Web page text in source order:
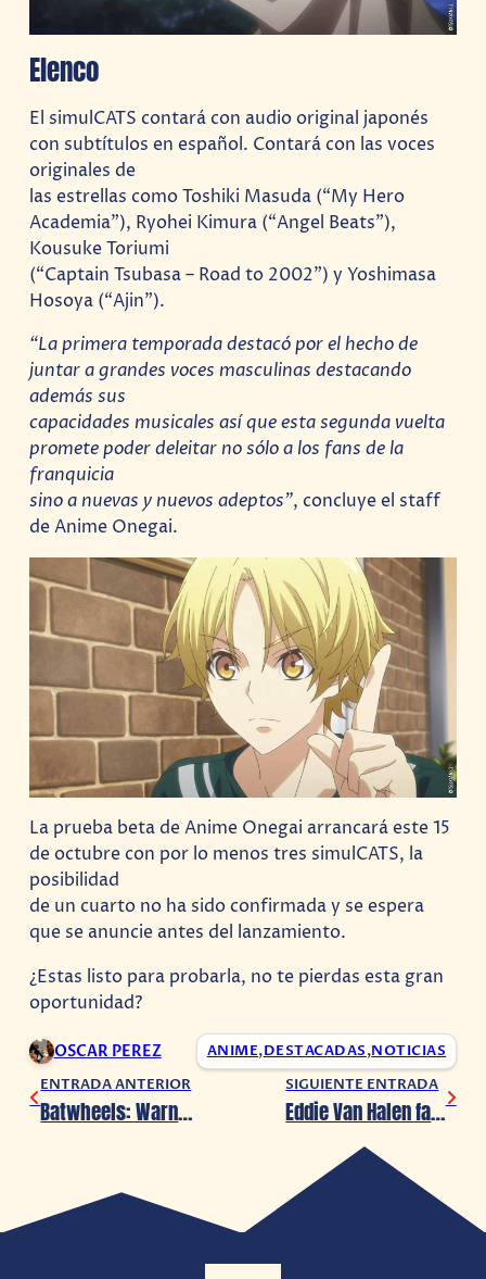
Elenco
El simulCATS contará con audio original japonés
con subtítulos en español. Contará con las voces
originales de
las estrellas como Toshiki Masuda (“My Hero
Academia”), Ryohei Kimura (“Angel Beats”),
Kousuke Toriumi
(“Captain Tsubasa – Road to 2002”) y Yoshimasa
Hosoya (“Ajin”).
“La primera temporada destacó por el hecho de
juntar a grandes voces masculinas destacando
además sus
capacidades musicales así que esta segunda vuelta
promete poder deleitar no sólo a los fans de la
franquicia
sino a nuevas y nuevos adeptos”, concluye el staff
de Anime Onegai.
La prueba beta de Anime Onegai arrancará este 15
de octubre con por lo menos tres simulCATS, la
posibilidad
de un cuarto no ha sido confirmada y se espera
que se anuncie antes del lanzamiento.
¿Estas listo para probarla, no te pierdas esta gran
oportunidad?
OSCAR PEREZ ANIME,DESTACADAS,NOTICIAS
ENTRADA ANTERIOR
Batwheels: Warner anuncia la serie infantil de los súper autos de DC
SIGUIENTE ENTRADA
Eddie Van Halen fallece a los 65 años